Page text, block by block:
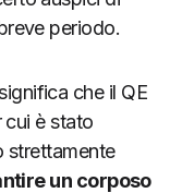
periodo.
che il QE
cui è stato
strettamente
un corposo